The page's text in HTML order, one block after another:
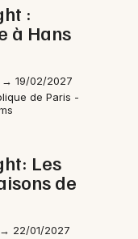
:
à Hans
19/02/2027
de Paris -
Les
de
22/01/2027